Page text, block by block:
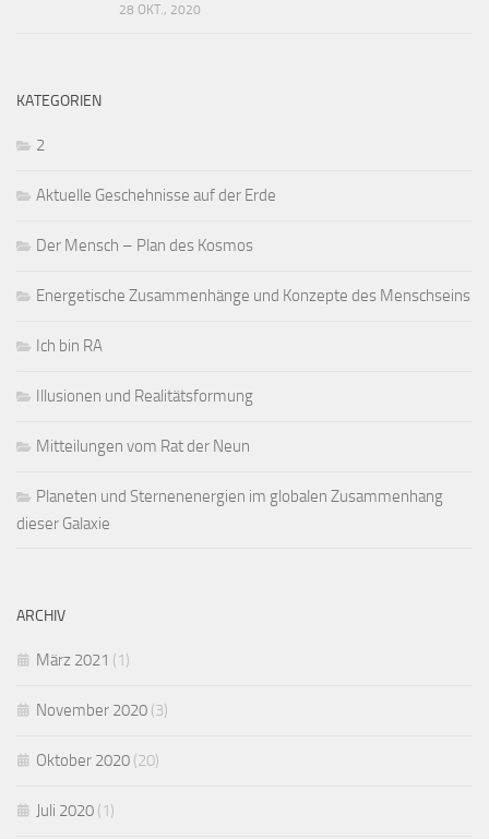
28 OKT., 2020
KATEGORIEN
2
Aktuelle Geschehnisse auf der Erde
Der Mensch – Plan des Kosmos
Energetische Zusammenhänge und Konzepte des Menschseins
Ich bin RA
Illusionen und Realitätsformung
Mitteilungen vom Rat der Neun
Planeten und Sternenenergien im globalen Zusammenhang
dieser Galaxie
ARCHIV
März 2021 (1)
November 2020 (3)
Oktober 2020 (20)
Juli 2020 (1)